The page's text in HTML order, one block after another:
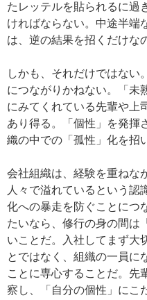
たレッテルを貼られるに過
ければならない。中途半端
は、逆の結果を招くだけな
しかも、それだけではない
につながりかねない。「未
にみてくれている先輩や上
あり得る。「個性」を発揮
織の中での「孤性」化を招
会社組織は、経験を重ねな
人々で溢れているという認
化への暴走を防ぐことにつ
たいなら、修行の身の間は
いことだ。入社してまず大
とではなく、組織の一員に
ことに専心することだ。先
察し、「自分の個性」にこ